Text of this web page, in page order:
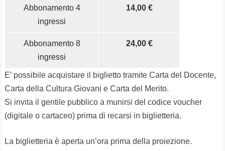
Abbonamento 4
ingressi
14,00 €
Abbonamento 8
ingressi
24,00 €
E’ possibile acquistare il biglietto tramite Carta del Docente,
Carta della Cultura Giovani e Carta del Merito.
Si invita il gentile pubblico a munirsi del codice voucher
(digitale o cartaceo) prima di recarsi in biglietteria.
La biglietteria è aperta un’ora prima della proiezione.